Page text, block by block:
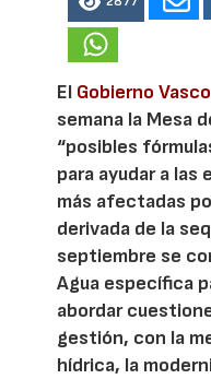
El Gobierno Vasco
semana la Mesa
“posibles
para ayudar a las
más afectadas
derivada de la
septiembre se
Agua específica
abordar
gestión, con la
hídrica, la